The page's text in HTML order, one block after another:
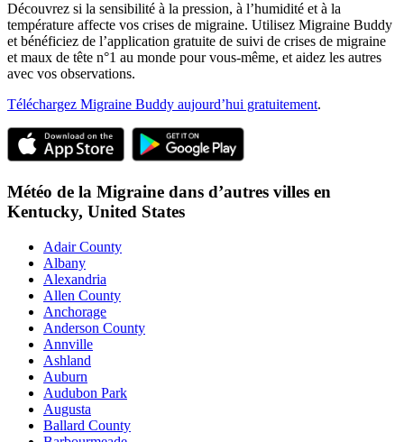
Découvrez si la sensibilité à la pression, à l’humidité et à la
température affecte vos crises de migraine. Utilisez Migraine Buddy
et bénéficiez de l’application gratuite de suivi de crises de migraine
et maux de tête n°1 au monde pour vous-même, et aidez les autres
avec vos observations.
Téléchargez Migraine Buddy aujourd’hui gratuitement.
Météo de la Migraine dans d’autres villes en
Kentucky, United States
Adair County
Albany
Alexandria
Allen County
Anchorage
Anderson County
Annville
Ashland
Auburn
Audubon Park
Augusta
Ballard County